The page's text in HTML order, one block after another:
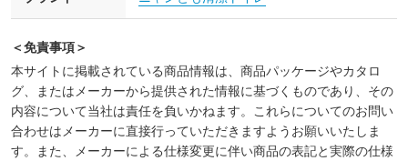
＜免責事項＞
本サイトに掲載されている商品情報は、商品パッケージやカタロ
グ、またはメーカーから提供された情報に基づくものであり、その
内容について当社は責任を負いかねます。これらについてのお問い
合わせはメーカーに直接行っていただきますようお願いいたしま
す。また、メーカーによる仕様変更に伴い商品の表記と実際の仕様